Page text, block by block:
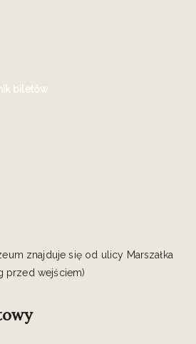
biletów
znajduje się od ulicy Marszałka
przed wejściem)